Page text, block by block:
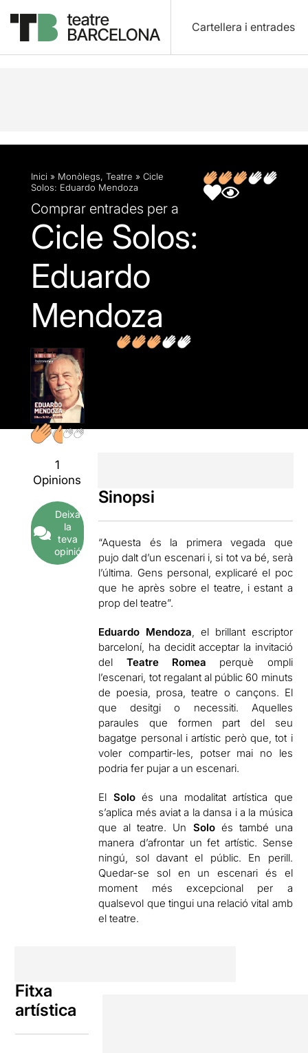
Cartellera i entrades
Descripció Fitxa artística Opinions
Inici » Monòlegs, Teatre » Cicle
Solos: Eduardo Mendoza
Comprar entrades per a
Cicle Solos:
Eduardo
Mendoza
1
Opinions
Deixa
la
teva
opinió
Sinopsi
“Aquesta és la primera vegada que
pujo dalt d’un escenari i, si tot va bé, serà
l’última. Gens personal, explicaré el poc
que he après sobre el teatre, i estant a
prop del teatre”.
Eduardo Mendoza , el brillant escriptor
barceloní, ha decidit acceptar la invitació
del Teatre Romea perquè ompli
l’escenari, tot regalant al públic 60 minuts
de poesia, prosa, teatre o cançons. El
que desitgi o necessiti. Aquelles
paraules que formen part del seu
bagatge personal i artístic però que, tot i
voler compartir-les, potser mai no les
podria fer pujar a un escenari.
El Soloés una modalitat artística que
s’aplica més aviat a la dansa i a la música
que al teatre. Un Soloés també una
manera d’afrontar un fet artístic. Sense
ningú, sol davant el públic. En perill.
Quedar-se sol en un escenari és el
moment més excepcional per a
qualsevol que tingui una relació vital amb
el teatre.
Fitxa
artística